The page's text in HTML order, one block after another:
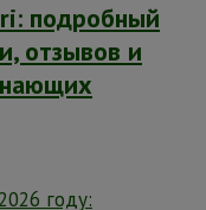
подробный
отзывов и